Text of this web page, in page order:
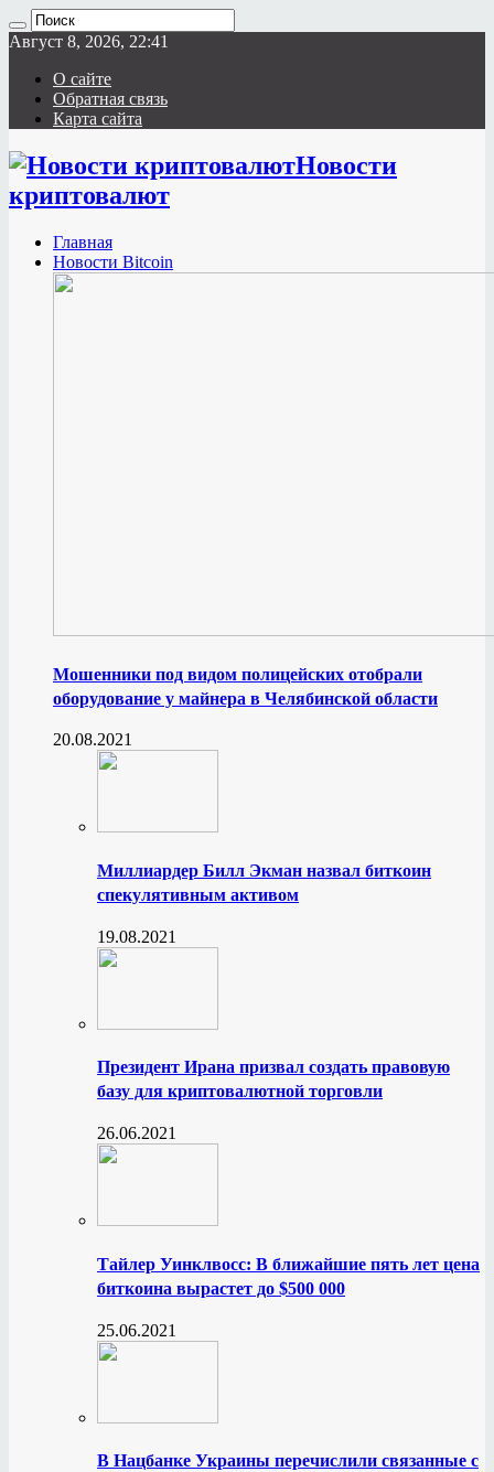
Август 8, 2026, 22:41
О сайте
Обратная связь
Карта сайта
Новости
криптовалют
Главная
Новости Bitcoin
Мошенники под видом полицейских отобрали
оборудование у майнера в Челябинской области
20.08.2021
Миллиардер Билл Экман назвал биткоин
спекулятивным активом
19.08.2021
Президент Ирана призвал создать правовую
базу для криптовалютной торговли
26.06.2021
Тайлер Уинклвосс: В ближайшие пять лет цена
биткоина вырастет до $500 000
25.06.2021
В Нацбанке Украины перечислили связанные с